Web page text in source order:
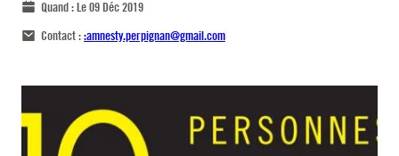
Quand :Le 09 Déc 2019
Contact ::amnesty.perpignan@gmail.com